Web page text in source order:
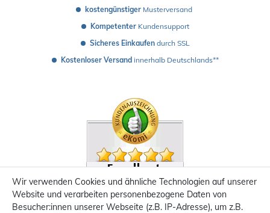
kostengünstiger Musterversand
Kompetenter Kundensupport
Sicheres Einkaufen durch SSL
Kostenloser Versand innerhalb Deutschlands**
Wir verwenden Cookies und ähnliche Technologien auf unserer
Website und verarbeiten personenbezogene Daten von
Besucher:innen unserer Webseite (z.B. IP-Adresse), um z.B.